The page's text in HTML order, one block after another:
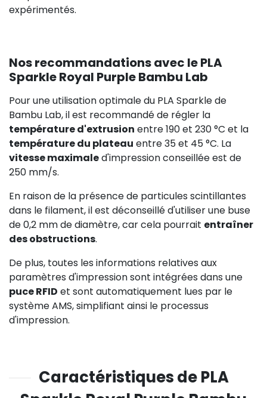
expérimentés.
Nos recommandations avec le PLA
Sparkle Royal Purple Bambu Lab
Pour une utilisation optimale du PLA Sparkle de
Bambu Lab, il est recommandé de régler la
température d'extrusion entre 190 et 230 °C et la
température du plateau entre 35 et 45 °C. La
vitesse maximaled'impression conseillée est de
250 mm/s.
En raison de la présence de particules scintillantes
dans le filament, il est déconseillé d'utiliser une buse
de 0,2 mm de diamètre, car cela pourrait entraîner
des obstructions.
De plus, toutes les informations relatives aux
paramètres d'impression sont intégrées dans une
puce RFID et sont automatiquement lues par le
système AMS, simplifiant ainsi le processus
d'impression.
Caractéristiques de PLA